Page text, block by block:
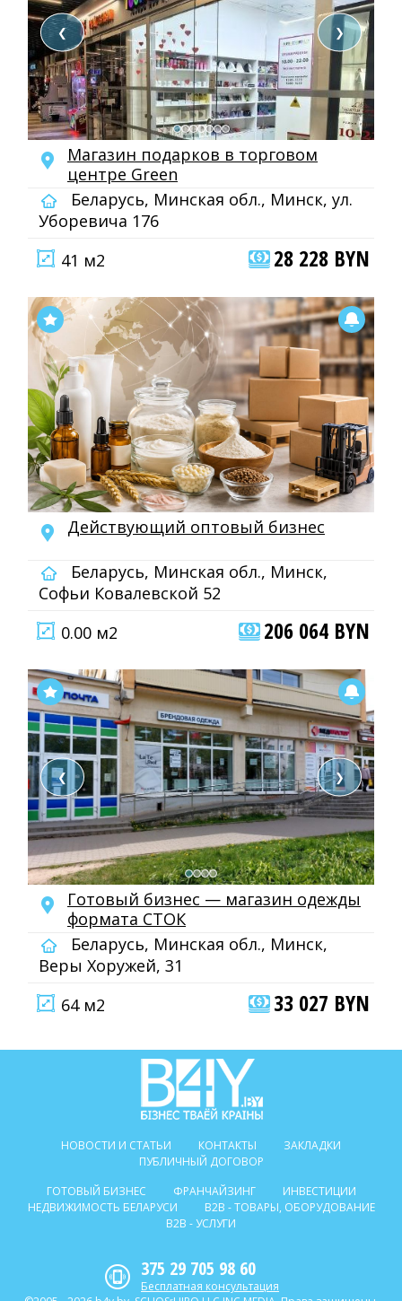
❮ ❯
Магазин подарков в торговом
центре Green
Беларусь, Минская обл., Минск, ул.
Уборевича 176
41 м2
28 228 BYN
Действующий оптовый бизнес
Беларусь, Минская обл., Минск,
Софьи Ковалевской 52
0.00 м2
206 064 BYN
❮ ❯
Готовый бизнес — магазин одежды
формата СТОК
Беларусь, Минская обл., Минск,
Веры Хоружей, 31
64 м2
33 027 BYN
НОВОСТИ И СТАТЬИ КОНТАКТЫ
ЗАКЛАДКИ
ПУБЛИЧНЫЙ ДОГОВОР
ГОТОВЫЙ БИЗНЕС
ФРАНЧАЙЗИНГ
ИНВЕСТИЦИИ
НЕДВИЖИМОСТЬ БЕЛАРУСИ
B2B - ТОВАРЫ, ОБОРУДОВАНИЕ
B2B - УСЛУГИ
375 29 705 98 60
Бесплатная консультация